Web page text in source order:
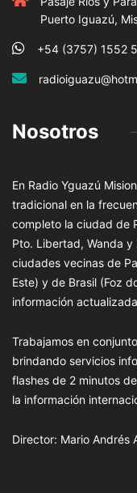
Puerto Iguazú,
+54 (3757) 1552
Nosotros
En Radio Yguazú
tradicional en la
completo la ciudad de
Pto. Libertad, Wanda
ciudades vecinas de
Este) y de Brasil (Foz
información
Trabajamos en
brindando servicios
flashes de 2 minutos
la información
Director: Mario Andrés